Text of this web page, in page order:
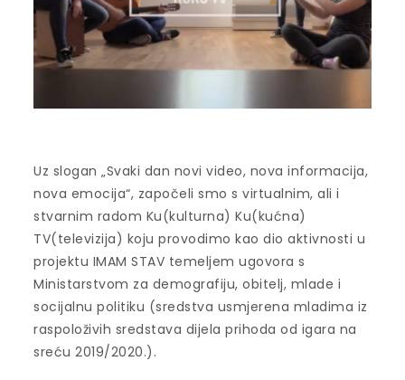
Uz slogan „Svaki dan novi video, nova informacija,
nova emocija“, započeli smo s virtualnim, ali i
stvarnim radom Ku(kulturna) Ku(kućna)
TV(televizija) koju provodimo kao dio aktivnosti u
projektu IMAM STAV temeljem ugovora s
Ministarstvom za demografiju, obitelj, mlade i
socijalnu politiku (sredstva usmjerena mladima iz
raspoloživih sredstava dijela prihoda od igara na
sreću 2019/2020.).